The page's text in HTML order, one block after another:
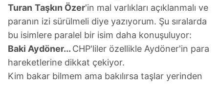
Turan Taşkın Özer'in mal varlıkları açıklanmalı ve
paranın izi sürülmeli diye yazıyorum. Şu sıralarda
bu isimlere paralel bir isim daha konuşuluyor:
Baki Aydöner... CHP'liler özellikle Aydöner'in para
hareketlerine dikkat çekiyor.
Kim bakar bilmem ama bakılırsa taşlar yerinden